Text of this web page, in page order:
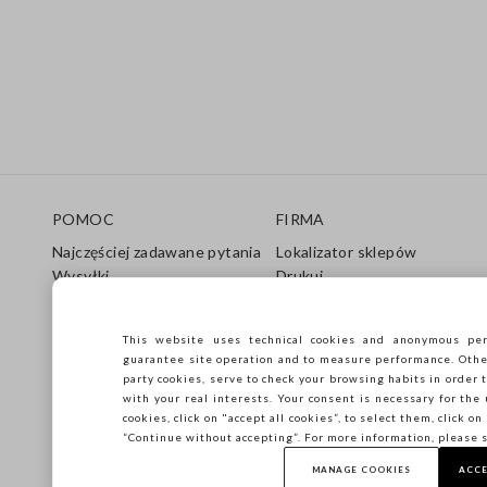
POMOC
Najczęściej zadawane pytania
Wysyłki
Przewodnik pielęgnacji
Przewodnik po rozmiarach
FIRMA
Lokalizator sklepów
Drukuj
Dostępność
Zrównoważony rozwój
This website uses technical cookies and anonymous
guarantee site operation and to measure performance.
party cookies, serve to check your browsing habits in
with your real interests. Your consent is necessary for the
cookies, click on "accept all cookies”, to select them, click
“Continue without accepting”. For more information, please
MANAGE COOKIES